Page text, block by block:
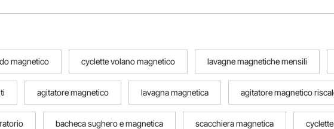
magnetico cyclette volano magnetico lavagne magnetiche mensili
agitatore magnetico lavagna magnetica agitatore magnetico
bacheca sughero e magnetica scacchiera magnetica